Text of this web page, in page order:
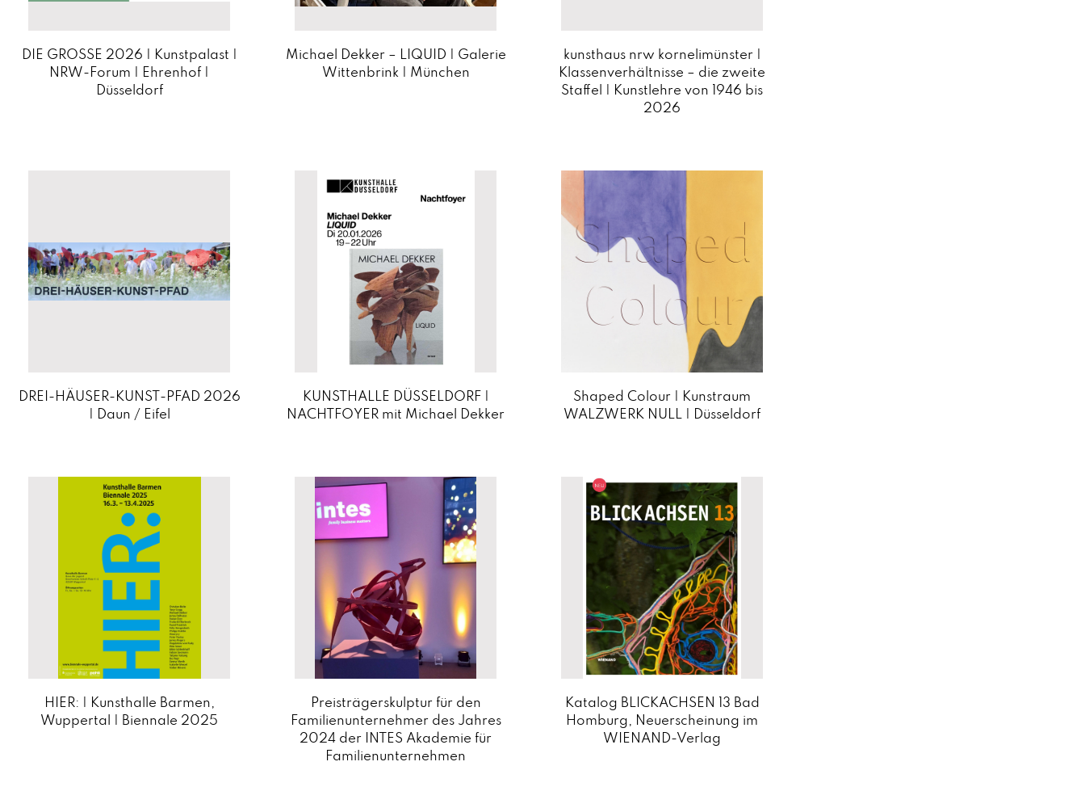
DIE GROSSE 2026 | Kunstpalast |
NRW-Forum | Ehrenhof |
Düsseldorf
Michael Dekker – LIQUID | Galerie
Wittenbrink | München
kunsthaus nrw kornelimünster |
Klassenverhältnisse – die zweite
Staffel | Kunstlehre von 1946 bis
2026
DREI-HÄUSER-KUNST-PFAD 2026
| Daun / Eifel
KUNSTHALLE DÜSSELDORF |
NACHTFOYER mit Michael Dekker
Shaped Colour | Kunstraum
WALZWERK NULL | Düsseldorf
HIER: | Kunsthalle Barmen,
Wuppertal | Biennale 2025
Preisträgerskulptur für den
Familienunternehmer des Jahres
2024 der INTES Akademie für
Familienunternehmen
Katalog BLICKACHSEN 13 Bad
Homburg, Neuerscheinung im
WIENAND-Verlag